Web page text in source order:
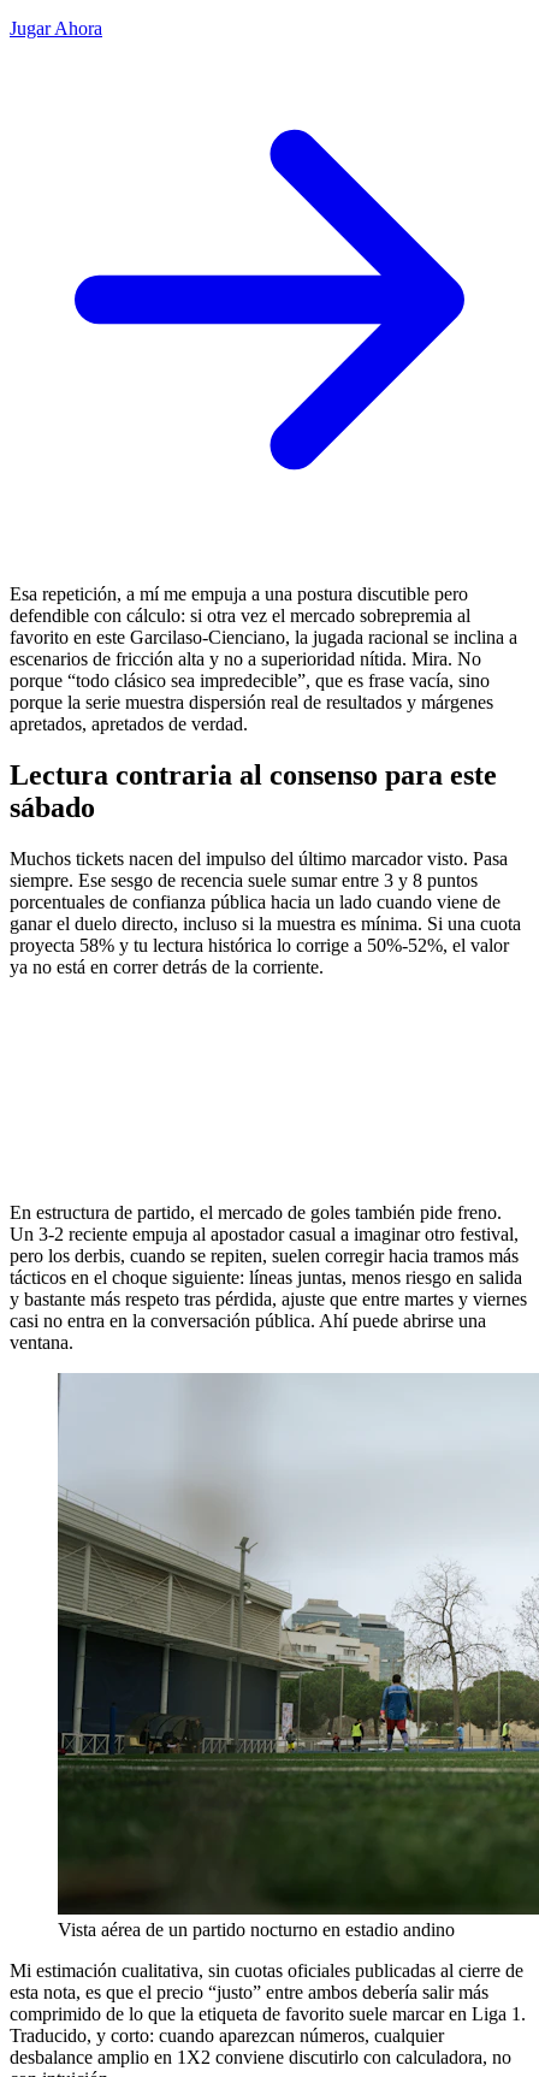
Jugar Ahora
Esa repetición, a mí me empuja a una postura discutible pero
defendible con cálculo: si otra vez el mercado sobrepremia al
favorito en este Garcilaso-Cienciano, la jugada racional se inclina a
escenarios de fricción alta y no a superioridad nítida. Mira. No
porque “todo clásico sea impredecible”, que es frase vacía, sino
porque la serie muestra dispersión real de resultados y márgenes
apretados, apretados de verdad.
Lectura contraria al consenso para este
sábado
Muchos tickets nacen del impulso del último marcador visto. Pasa
siempre. Ese sesgo de recencia suele sumar entre 3 y 8 puntos
porcentuales de confianza pública hacia un lado cuando viene de
ganar el duelo directo, incluso si la muestra es mínima. Si una cuota
proyecta 58% y tu lectura histórica lo corrige a 50%-52%, el valor
ya no está en correr detrás de la corriente.
En estructura de partido, el mercado de goles también pide freno.
Un 3-2 reciente empuja al apostador casual a imaginar otro festival,
pero los derbis, cuando se repiten, suelen corregir hacia tramos más
tácticos en el choque siguiente: líneas juntas, menos riesgo en salida
y bastante más respeto tras pérdida, ajuste que entre martes y viernes
casi no entra en la conversación pública. Ahí puede abrirse una
ventana.
Vista aérea de un partido nocturno en estadio andino
Mi estimación cualitativa, sin cuotas oficiales publicadas al cierre de
esta nota, es que el precio “justo” entre ambos debería salir más
comprimido de lo que la etiqueta de favorito suele marcar en Liga 1.
Traducido, y corto: cuando aparezcan números, cualquier
desbalance amplio en 1X2 conviene discutirlo con calculadora, no